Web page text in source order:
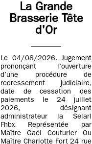
La Grande
Brasserie Tête
d'Or
Le 04/08/2026. Jugement
prononçant l’ouverture
d’une procédure de
redressement judiciaire,
date de cessation des
paiements le 24 juillet
2026, désignant
administrateur la Selarl
Fhbx Représentée par
Maître Gaël Couturier Ou
Maître Charlotte Fort 24 rue